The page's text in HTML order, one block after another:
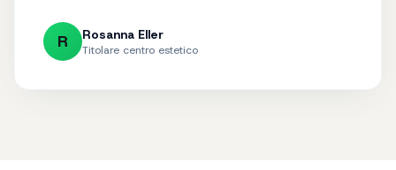
R Rosanna Eller
Titolare centro estetico